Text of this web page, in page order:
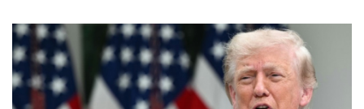
BND 1.478954
BOB 13.753358
BRL 5.87804
BSD 1.155693
BTN 110.085873